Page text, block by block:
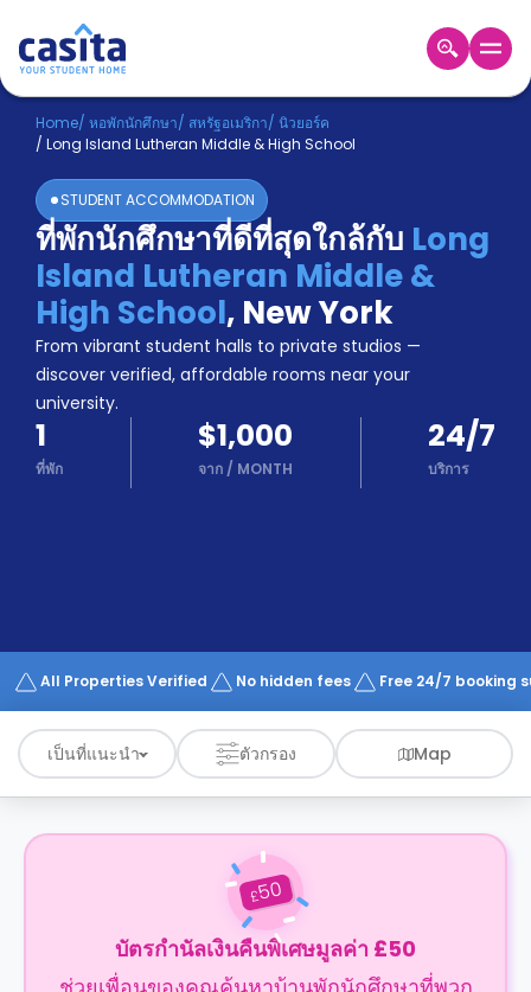
Home TH USD
เข้าสู่
ระบบ
Booking
Accommodation
About
us
Blog
Refer
And
Earn
Become
A
Partner
Help
Works
Home/ หอพักนักศึกษา/ สหรัฐอเมริกา/ นิวยอร์ค
/ Long Island Lutheran Middle & High School
STUDENT ACCOMMODATION
ที่พักนักศึกษาที่ดีที่สุดใกล้กับ Long
Island Lutheran Middle &
High School, New York
From vibrant student halls to private studios —
discover verified, affordable rooms near your
university.
1
ที่พัก
$1,000
จาก / MONTH
24/7
บริการ
All Properties Verified No hidden fees Free 24/7 booking
เป็นที่แนะนำ ตัวกรอง Map
£50
บัตรกำนัลเงินคืนพิเศษมูลค่า £50